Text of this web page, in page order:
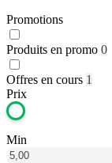
Promotions
Produits en promo 0
Offres en cours 1
Prix
Min